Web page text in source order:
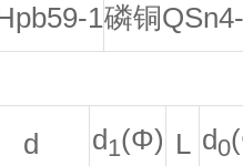
1磷铜
d d1(Φ) L d0(